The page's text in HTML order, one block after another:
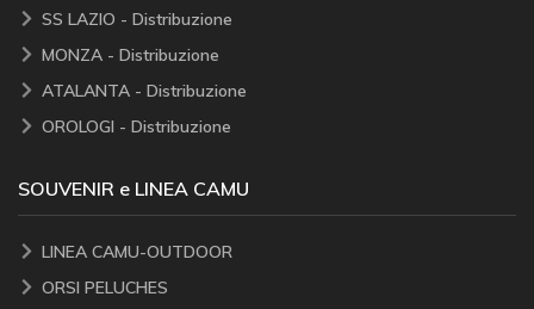
SS LAZIO - Distribuzione
MONZA - Distribuzione
ATALANTA - Distribuzione
OROLOGI - Distribuzione
SOUVENIR e LINEA CAMU
LINEA CAMU-OUTDOOR
ORSI PELUCHES